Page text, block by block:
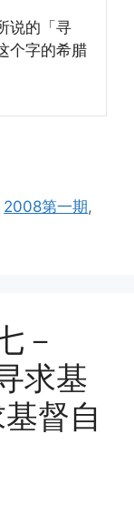
说的「寻
个字的希腊
2008第一期,
－
求基
督自